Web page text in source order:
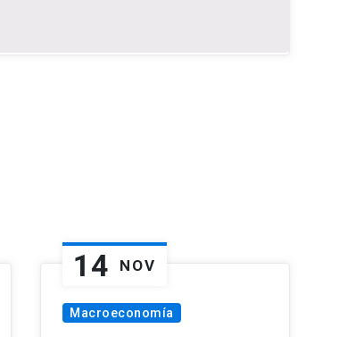
14 NOV
Macroeconomía